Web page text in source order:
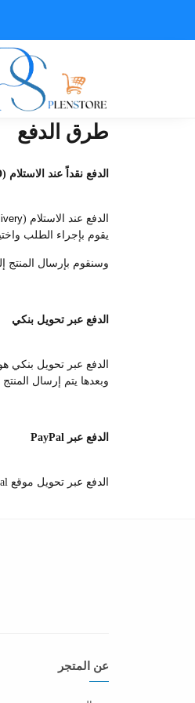
طرق الدفع
الدفع نقداً عند الاستلام (COD)
الدفع عند الاستلام (
يقوم بإجراء الطلب
وسنقوم بإرسال المنتج
الدفع عبر تحويل بنكي
الدفع عبر تحويل بنكي
وبعدها يتم إرسال
الدفع عبر PayPal
الدفع عبر تحويل موقع PayPal هو أحد الطرق المتاحة على متجرنا،
عن المتجر